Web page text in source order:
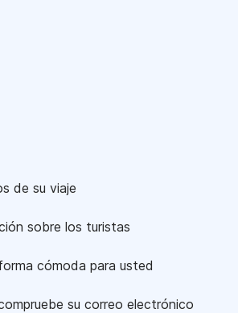
de su viaje
sobre los turistas
cómoda para usted
su correo electrónico